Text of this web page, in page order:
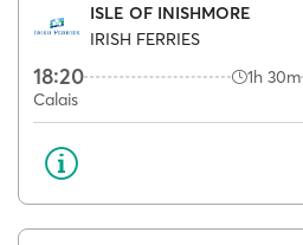
ISLE OF INISHMORE
IRISH FERRIES
18:20 1h 30m
Calais